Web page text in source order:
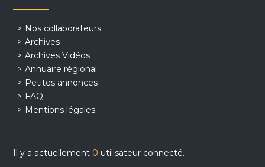
Nos collaborateurs
Archives
Archives Vidéos
Annuaire régional
Petites annonces
FAQ
Mentions légales
Il y a actuellement 0 utilisateur connecté.